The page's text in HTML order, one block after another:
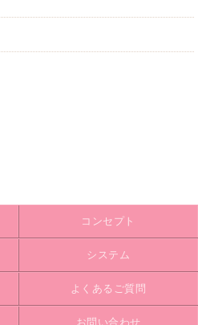
コンセプト
システム
よくあるご質問
お問い合わせ